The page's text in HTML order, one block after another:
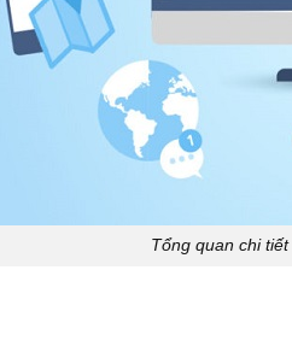
Tổng quan chi